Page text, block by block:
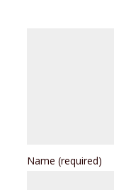
Name(required)